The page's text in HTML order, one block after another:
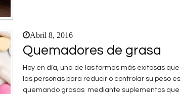
Abril 8, 2016
Quemadores de grasa
Hoy en día, una de las formas más exitosas
las personas para reducir o controlar su peso es
quemando grasas mediante suplementos